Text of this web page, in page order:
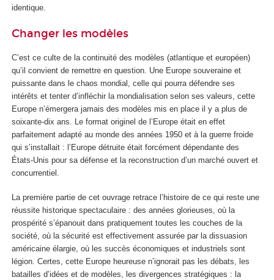
identique.
Changer les modèles
C’est ce culte de la continuité des modèles (atlantique et européen)
qu’il convient de remettre en question. Une Europe souveraine et
puissante dans le chaos mondial, celle qui pourra défendre ses
intérêts et tenter d’infléchir la mondialisation selon ses valeurs, cette
Europe n’émergera jamais des modèles mis en place il y a plus de
soixante-dix ans. Le format originel de l’Europe était en effet
parfaitement adapté au monde des années 1950 et à la guerre froide
qui s’installait : l’Europe détruite était forcément dépendante des
États-Unis pour sa défense et la reconstruction d’un marché ouvert et
concurrentiel.
La première partie de cet ouvrage retrace l’histoire de ce qui reste une
réussite historique spectaculaire : des années glorieuses, où la
prospérité s’épanouit dans pratiquement toutes les couches de la
société, où la sécurité est effectivement assurée par la dissuasion
américaine élargie, où les succès économiques et industriels sont
légion. Certes, cette Europe heureuse n’ignorait pas les débats, les
batailles d’idées et de modèles, les divergences stratégiques : la